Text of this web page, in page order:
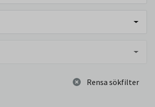
Rensa sökfilter